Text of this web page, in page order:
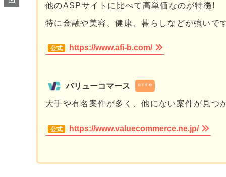
他のASPサイトに比べて高単価なのが特徴!
特に金融や美容、健康、暮らしなどが強いで
https://www.afi-b.com/
バリューコマース おすすめ
大手や有名案件が多く、他にない案件が見つ
https://www.valuecommerce.ne.jp/